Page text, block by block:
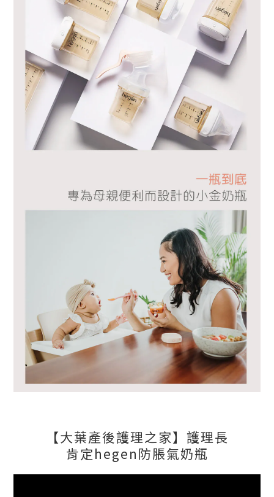
【大葉產後護理之家】護理長
肯定hegen防脹氣奶瓶